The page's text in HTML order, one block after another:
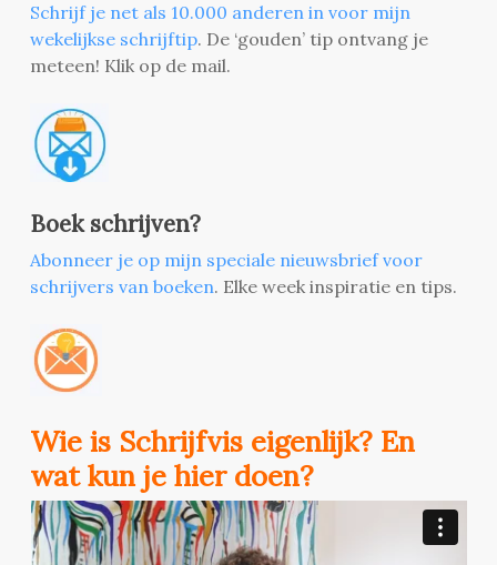
Schrijf je net als 10.000 anderen in voor mijn
wekelijkse schrijftip. De ‘gouden’ tip ontvang je
meteen! Klik op de mail.
Boek schrijven?
Abonneer je op mijn speciale nieuwsbrief voor
schrijvers van boeken. Elke week inspiratie en tips.
Wie is Schrijfvis eigenlijk? En
wat kun je hier doen?